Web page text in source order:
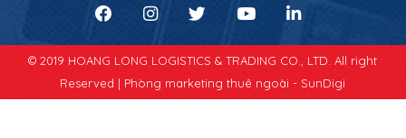
© 2019 HOANG LONG LOGISTICS & TRADING CO., LTD. All right
Reserved | Phòng marketing thuê ngoài - SunDigi